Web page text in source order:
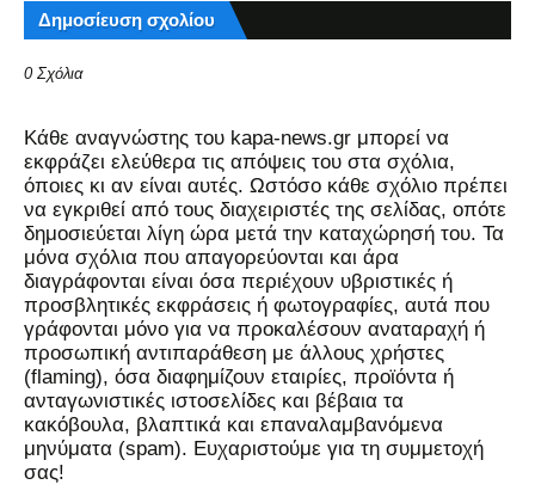
Δημοσίευση σχολίου
0 Σχόλια
Kάθε αναγνώστης του kapa-news.gr μπορεί να
εκφράζει ελεύθερα τις απόψεις του στα σχόλια,
όποιες κι αν είναι αυτές. Ωστόσο κάθε σχόλιο πρέπει
να εγκριθεί από τους διαχειριστές της σελίδας, οπότε
δημοσιεύεται λίγη ώρα μετά την καταχώρησή του. Τα
μόνα σχόλια που απαγορεύονται και άρα
διαγράφονται είναι όσα περιέχουν υβριστικές ή
προσβλητικές εκφράσεις ή φωτογραφίες, αυτά που
γράφονται μόνο για να προκαλέσουν αναταραχή ή
προσωπική αντιπαράθεση με άλλους χρήστες
(flaming), όσα διαφημίζουν εταιρίες, προϊόντα ή
ανταγωνιστικές ιστοσελίδες και βέβαια τα
κακόβουλα, βλαπτικά και επαναλαμβανόμενα
μηνύματα (spam). Ευχαριστούμε για τη συμμετοχή
σας!